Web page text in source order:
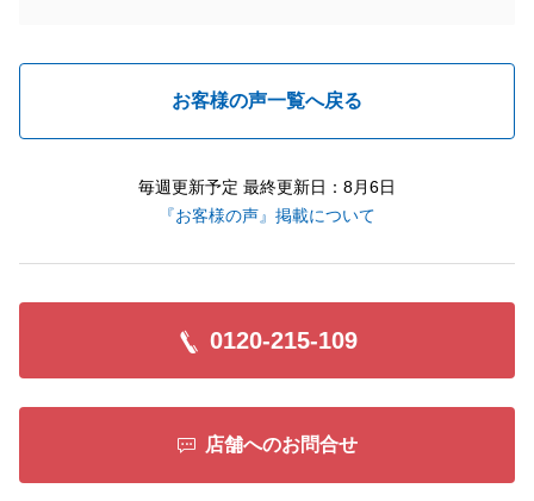
お客様の声一覧へ戻る
毎週更新予定 最終更新日：8月6日
『お客様の声』掲載について
0120-215-109
店舗へのお問合せ